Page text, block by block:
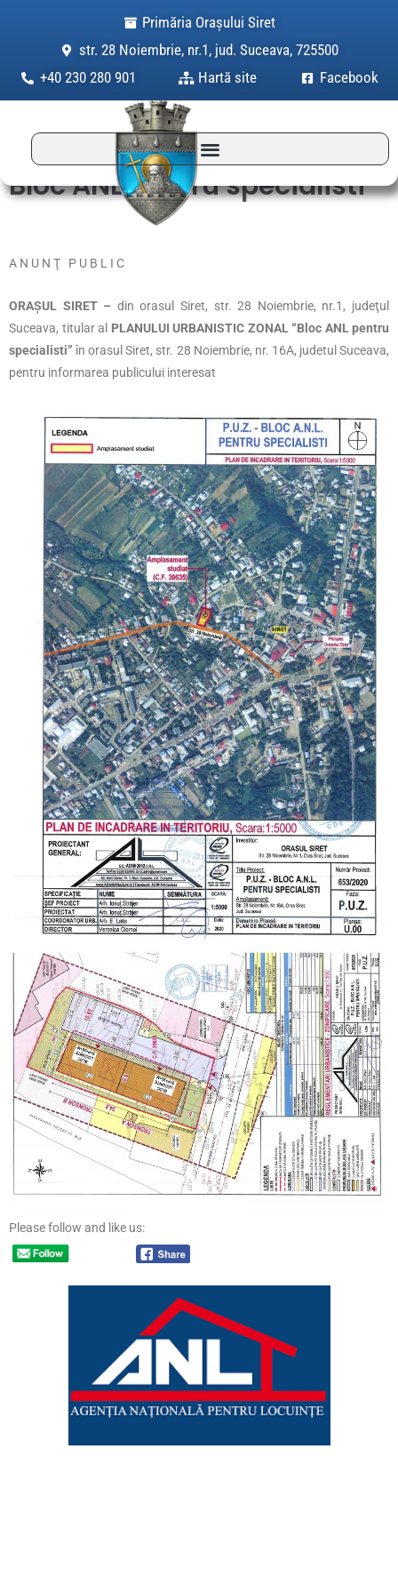
Primăria Orașului Siret
str. 28 Noiembrie, nr.1, jud. Suceava, 725500
+40 230 280 901
Hartă site Facebook
Bloc ANL pentru specialisti
A N U N Ţ P U B L I C
ORAŞUL SIRET – din orasul Siret, str. 28 Noiembrie, nr.1, judeţul
Suceava, titular al PLANULUI URBANISTIC ZONAL “Bloc ANL pentru
specialisti”în orasul Siret, str. 28 Noiembrie, nr. 16A, judetul Suceava,
pentru informarea publicului interesat
Please follow and like us: